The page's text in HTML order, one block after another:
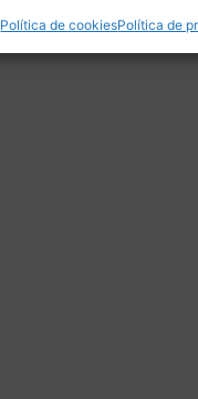
Política de cookiesPolítica de